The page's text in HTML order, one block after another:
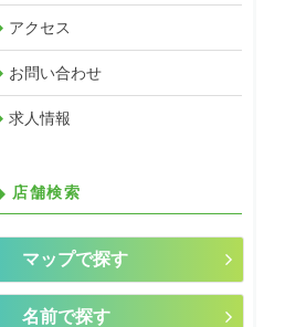
アクセス
お問い合わせ
求人情報
店舗検索
マップで探す
名前で探す